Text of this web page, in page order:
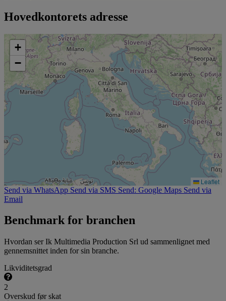
Hovedkontorets adresse
+
−
Leaflet
Send via WhatsApp Send via SMS Send: Google Maps Send via
Email
Benchmark for branchen
Hvordan ser Ik Multimedia Production Srl ud sammenlignet med
gennemsnittet inden for sin branche.
Likviditetsgrad
2
Overskud før skat